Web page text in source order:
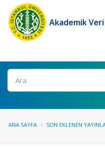
Akademik
Ara
ANA SAYFA SON EKLENEN